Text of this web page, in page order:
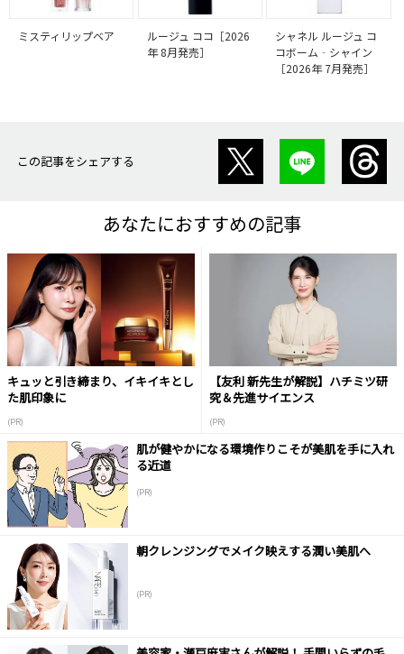
ミスティリップベア
ルージュ ココ［2026
年 8月発売］
シャネル ルージュ コ
コボーム‐シャイン
［2026年 7月発売］
この記事をシェアする
あなたにおすすめの記事
キュッと引き締まり、イキイキとし
た肌印象に
(PR)
【友利 新先生が解説】ハチミツ研
究＆先進サイエンス
(PR)
肌が健やかになる環境作りこそが美肌を手に入れ
る近道
(PR)
朝クレンジングでメイク映えする潤い美肌へ
(PR)